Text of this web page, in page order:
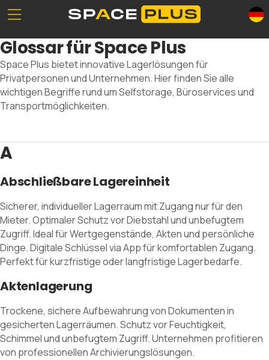
Unserе Standorte
Selfstorage-Lösungen
Lagerraum Preise
Gewerbelager
Was ist Selfstorage
Büroräume
Verpackungsmaterial
Glossar für Space Plus
Space Plus bietet innovative Lagerlösungen für
Privatpersonen und Unternehmen. Hier finden Sie alle
wichtigen Begriffe rund um Selfstorage, Büroservices und
Transportmöglichkeiten.
A
Abschließbare Lagereinheit
Sicherer, individueller Lagerraum mit Zugang nur für den
Mieter. Optimaler Schutz vor Diebstahl und unbefugtem
Zugriff. Ideal für Wertgegenstände, Akten und persönliche
Dinge. Digitale Schlüssel via App für komfortablen Zugang.
Perfekt für kurzfristige oder langfristige Lagerbedarfe.
Aktenlagerung
Trockene, sichere Aufbewahrung von Dokumenten in
gesicherten Lagerräumen. Schutz vor Feuchtigkeit,
Schimmel und unbefugtem Zugriff. Unternehmen profitieren
von professionellen Archivierungslösungen.